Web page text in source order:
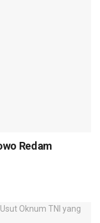
Redam